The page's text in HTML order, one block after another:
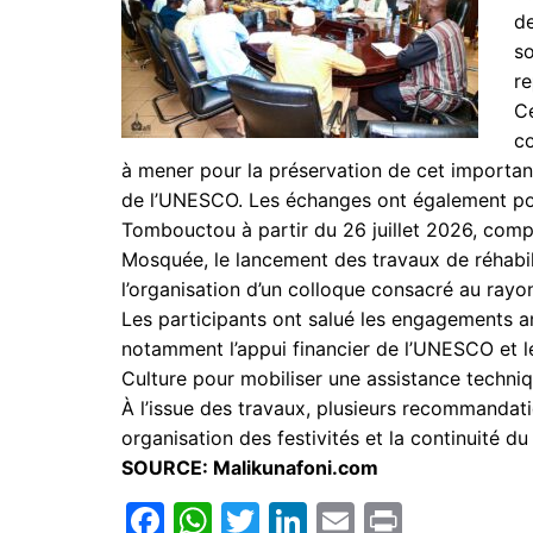
à mener pour la préservation de cet
de l’UNESCO. Les échanges ont également
Tombouctou à partir du 26 juillet 2026,
Mosquée, le lancement des travaux de
l’organisation d’un colloque consacré au
Les participants ont salué les engagements
notamment l’appui financier de l’UNESCO
Culture pour mobiliser une assistance
À l’issue des travaux, plusieurs
organisation des festivités et la continuité
SOURCE: Malikunafoni.com
F
W T
Li E